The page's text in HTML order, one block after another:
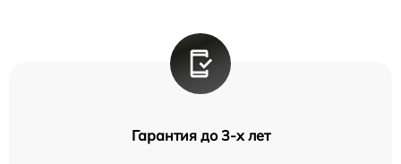
Гарантия до 3-х лет